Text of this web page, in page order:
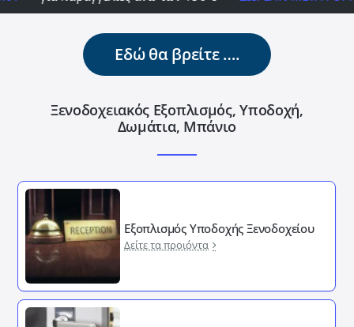
Εδώ θα βρείτε ….
Ξενοδοχειακός Εξοπλισμός, Υποδοχή,
Δωμάτια, Μπάνιο
Εξοπλισμός Υποδοχής Ξενοδοχείου
Δείτε τα προιόντα